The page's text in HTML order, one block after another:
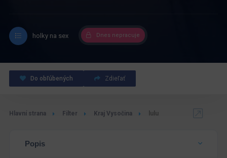
holky na sex Dnes nepracuje
Do obľúbených Zdieľať
Hlavní strana Filter Kraj Vysočina lulu
Popis